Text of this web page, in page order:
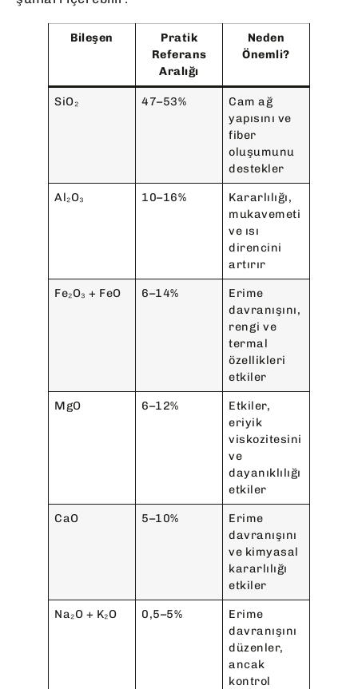
Bileşen
Pratik
Referans
Aralığı
Neden
Önemli?
SiO₂ 47–53%
Cam ağ
yapısını ve
fiber
oluşumunu
destekler
Al₂O₃
10–16%
Kararlılığı,
mukavemeti
ve ısı
direncini
artırır
Fe₂O₃ + FeO
6–14%
Erime
davranışını,
rengi ve
termal
özellikleri
etkiler
MgO
6–12%
Etkiler,
eriyik
viskozitesini
ve
dayanıklılığı
etkiler
CaO
5–10%
Erime
davranışını
ve kimyasal
kararlılığı
etkiler
Na₂O + K₂O
0,5–5%
Erime
davranışını
düzenler,
ancak
kontrol